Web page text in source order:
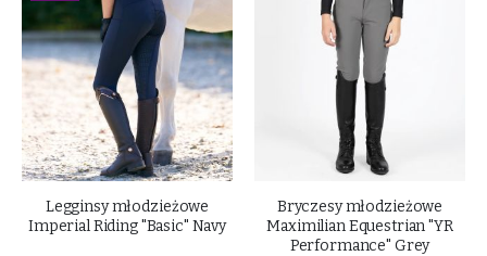
Legginsy młodzieżowe
Imperial Riding "Basic" Navy
Bryczesy młodzieżowe
Maximilian Equestrian "YR
Performance" Grey